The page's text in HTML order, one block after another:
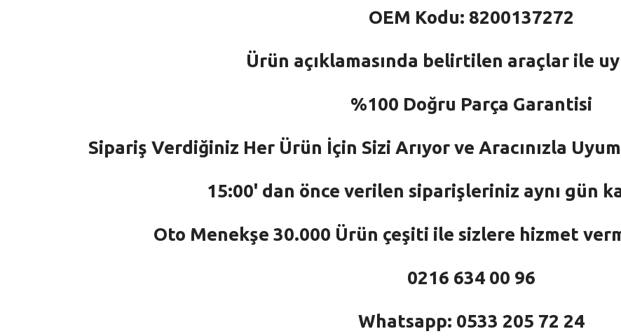
OEM Kodu: 8200137272
Ürün açıklamasında belirtilen araçlar ile
%100 Doğru Parça Garantisi
Sipariş Verdiğiniz Her Ürün İçin Sizi Arıyor ve Aracınızla
15:00' dan önce verilen siparişleriniz aynı gün
Oto Menekşe 30.000 Ürün çeşiti ile sizlere hizmet
0216 634 00 96
Whatsapp: 0533 205 72 24